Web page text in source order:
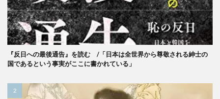
『反日への最後通告』を読む /「日本は全世界から尊敬される紳士の
国であるという事実がここに書かれている」